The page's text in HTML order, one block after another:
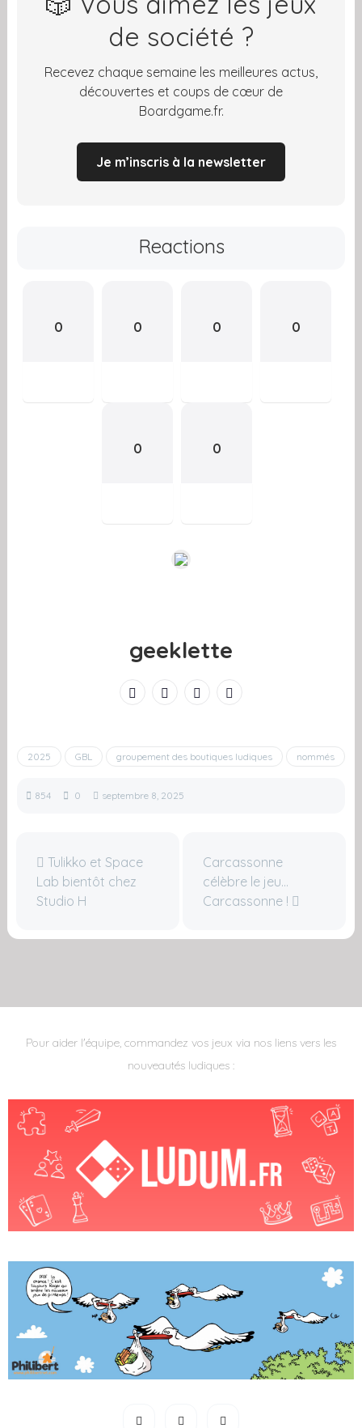
de société ?
Recevez chaque semaine les meilleures actus,
découvertes et coups de cœur de
Boardgame.fr.
Je m’inscris à la newsletter
Reactions
0 0 0 0
0 0
geeklette
2025 GBL groupement des boutiques ludiques nommés
854 0 septembre 8, 2025
Tulikko et Space
Lab bientôt chez
Studio H
Carcassonne
célèbre le jeu…
Carcassonne !
Pour aider l'équipe, commandez vos jeux via nos liens vers les
nouveautés ludiques :